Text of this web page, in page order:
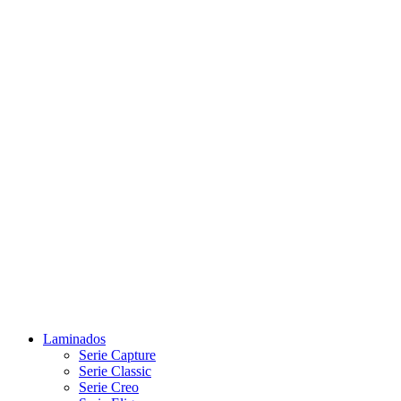
Laminados
Serie Capture
Serie Classic
Serie Creo